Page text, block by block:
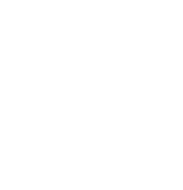
or alt + enter/ alt + space bar.